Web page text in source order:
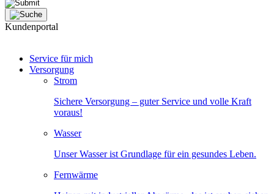
Kundenportal
Service für mich
Versorgung
Strom
Sichere Versorgung – guter Service und volle Kraft
voraus!
Wasser
Unser Wasser ist Grundlage für ein gesundes Leben.
Fernwärme